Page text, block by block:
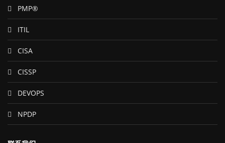
PMP®
ITIL
CISA
CISSP
DEVOPS
NPDP